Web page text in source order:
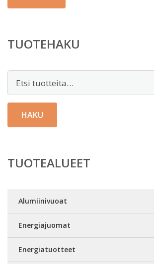
TUOTEHAKU
HAKU
TUOTEALUEET
Alumiinivuoat
Energiajuomat
Energiatuotteet